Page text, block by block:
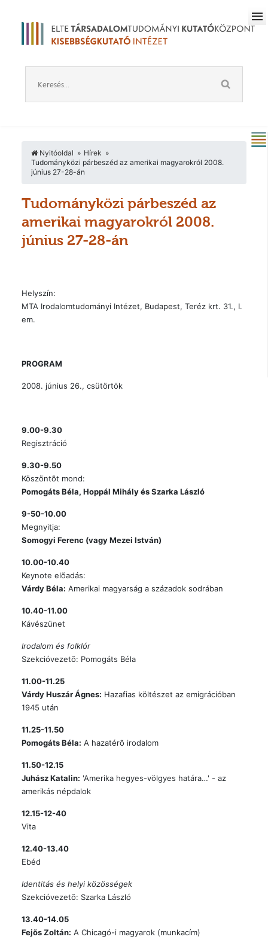
Nyitóoldal
Hírek
Tudományközi párbeszéd az amerikai magyarokról 2008.
június 27-28-án
Tudományközi párbeszéd az
amerikai magyarokról 2008.
június 27-28-án
Helyszín:
MTA Irodalomtudományi Intézet, Budapest, Teréz krt. 31., I.
em.
PROGRAM
2008. június 26., csütörtök
9.00-9.30
Regisztráció
9.30-9.50
Köszöntõt mond:
Pomogáts Béla, Hoppál Mihály és Szarka László
9-50-10.00
Megnyitja:
Somogyi Ferenc (vagy Mezei István)
10.00-10.40
Keynote elõadás:
Várdy Béla: Amerikai magyarság a századok sodrában
10.40-11.00
Kávészünet
Irodalom és folklór
Szekcióvezetõ: Pomogáts Béla
11.00-11.25
Várdy Huszár Ágnes: Hazafias költészet az emigrációban
1945 után
11.25-11.50
Pomogáts Béla: A hazatérõ irodalom
11.50-12.15
Juhász Katalin: 'Amerika hegyes-völgyes határa…' - az
amerikás népdalok
12.15-12-40
Vita
12.40-13.40
Ebéd
Identitás és helyi közösségek
Szekcióvezetõ: Szarka László
13.40-14.05
Fejõs Zoltán: A Chicagó-i magyarok (munkacím)